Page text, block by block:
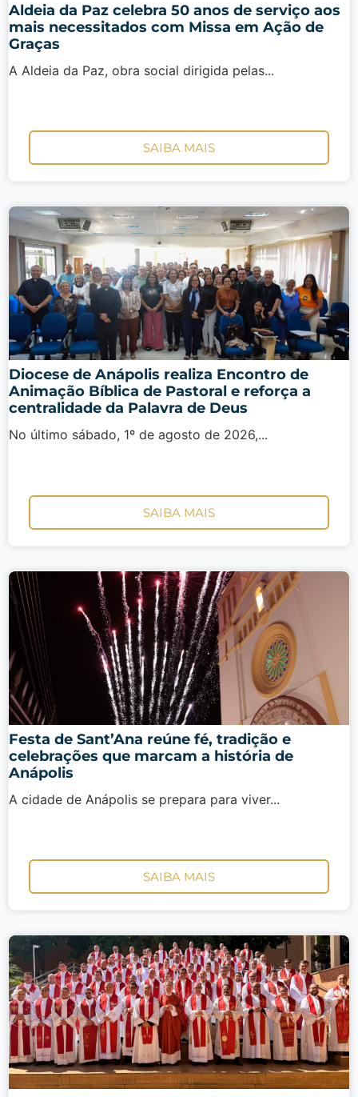
Aldeia da Paz celebra 50 anos de serviço aos
mais necessitados com Missa em Ação de
Graças
A Aldeia da Paz, obra social dirigida pelas...
SAIBA MAIS
Diocese de Anápolis realiza Encontro de
Animação Bíblica de Pastoral e reforça a
centralidade da Palavra de Deus
No último sábado, 1º de agosto de 2026,...
SAIBA MAIS
Festa de Sant’Ana reúne fé, tradição e
celebrações que marcam a história de
Anápolis
A cidade de Anápolis se prepara para viver...
SAIBA MAIS